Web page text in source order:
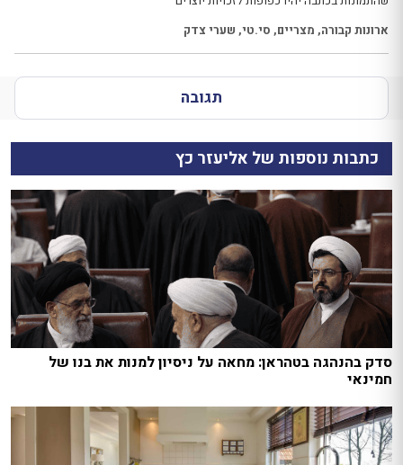
ארונות קבורה, מצריים, סי.טי, שערי צדק
תגובה
כתבות נוספות של אליעזר כץ
סדק בהנהגה בטהראן: מחאה על ניסיון למנות את בנו של
חמינאי